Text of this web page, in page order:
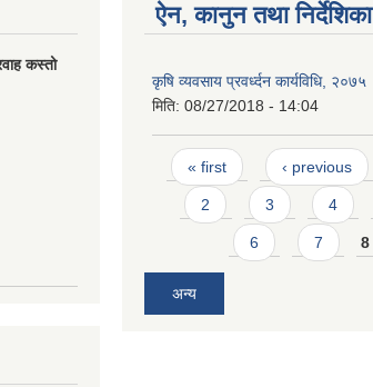
कस्तो
ऐन, कानुन तथा निर्देशिका
कृषि व्यवसाय प्रवर्ध्दन कार्यविधि, २०७५
मिति: 08/27/2018 - 14:04
Pages
« first ‹ previous
2 3 4
6 7 8
अन्य